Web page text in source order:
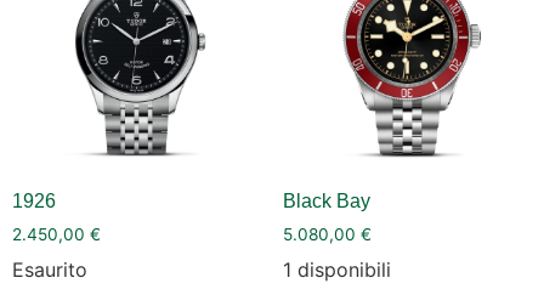
1926
2.450,00 €
Esaurito
Black Bay
5.080,00 €
1 disponibili